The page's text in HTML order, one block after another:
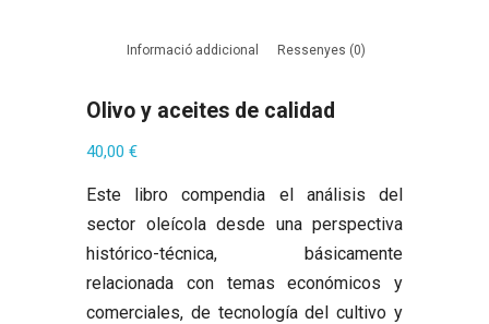
Informació addicional Ressenyes (0)
Olivo y aceites de calidad
40,00 €
Este libro compendia el análisis del
sector oleícola desde una perspectiva
histórico-técnica, básicamente
relacionada con temas económicos y
comerciales, de tecnología del cultivo y